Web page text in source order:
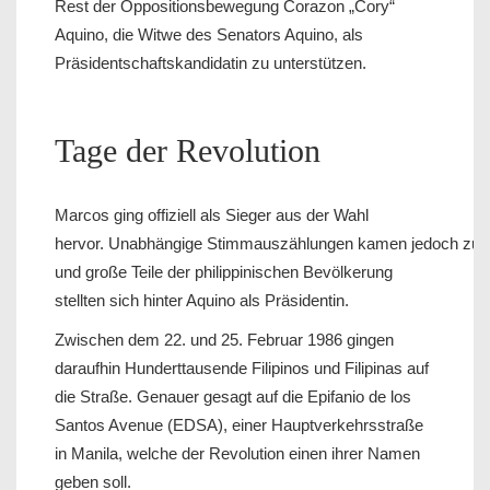
Rest der Oppositionsbewegung Corazon „Cory“
Aquino, die Witwe des Senators Aquino, als
Präsidentschaftskandidatin zu unterstützen.
Tage der Revolution
Marcos ging offiziell als Sieger aus der Wahl
hervor. Unabhängige Stimmauszählungen kamen jedoch zu
und große Teile der philippinischen Bevölkerung
stellten sich hinter Aquino als Präsidentin.
Zwischen dem 22. und 25. Februar 1986 gingen
daraufhin Hunderttausende Filipinos und Filipinas auf
die Straße. Genauer gesagt auf die Epifanio de los
Santos Avenue (EDSA), einer Hauptverkehrsstraße
in Manila, welche der Revolution einen ihrer Namen
geben soll.